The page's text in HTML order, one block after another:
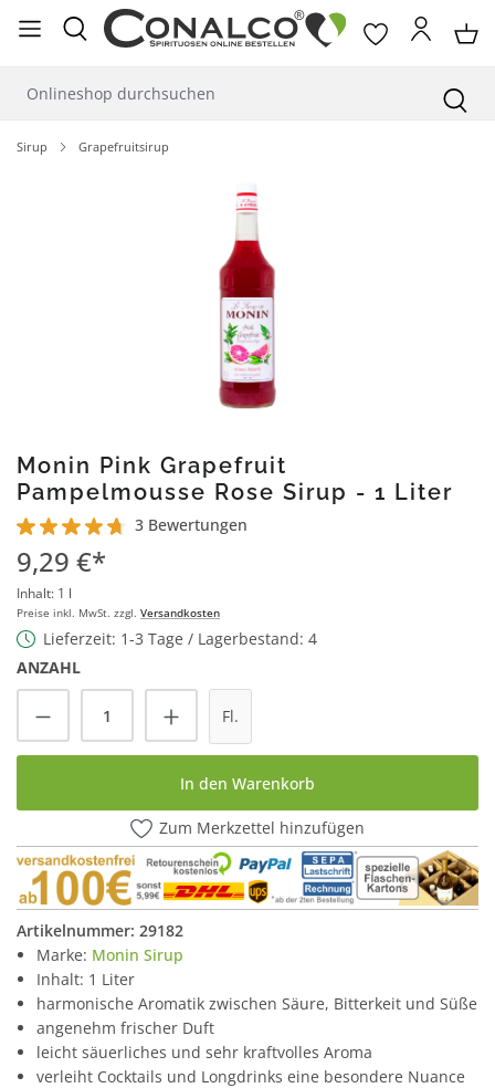
springen
Sirup Grapefruitsirup
Monin Pink Grapefruit
Pampelmousse Rose Sirup - 1 Liter
Durchschnittliche Bewertung von 4.6 von 5 Sternen
3 Bewertungen
9,29 €*
Inhalt: 1 l
Preise inkl. MwSt. zzgl. Versandkosten
Lieferzeit: 1-3 Tage / Lagerbestand: 4
ANZAHL
Produkt Anzahl: Gib den gewünschten
Fl.
In den Warenkorb
Zum Merkzettel hinzufügen
Artikelnummer: 29182
Marke: Monin Sirup
Inhalt: 1 Liter
harmonische Aromatik zwischen Säure, Bitterkeit und Süße
angenehm frischer Duft
leicht säuerliches und sehr kraftvolles Aroma
verleiht Cocktails und Longdrinks eine besondere Nuance